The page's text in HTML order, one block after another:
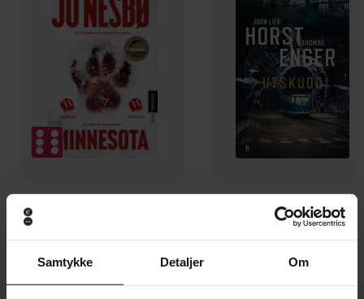
Samtykke Detaljer Om
Jo Nesbø
EBOK
349,-
Utskudd
Jørn Lier Horst
EBOK